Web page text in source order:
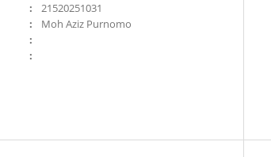
:
21520251031
:
Moh Aziz Purnomo
:
: